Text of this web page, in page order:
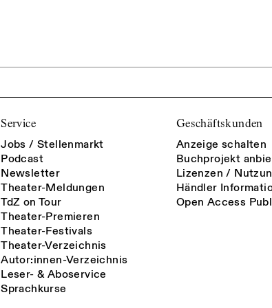
Service
Jobs / Stellenmarkt
Podcast
Newsletter
Theater-Meldungen
TdZ on Tour
Theater-Premieren
Theater-Festivals
Theater-Verzeichnis
Autor:innen-Verzeichnis
Leser- & Aboservice
Sprachkurse
Geschäftskunden
Anzeige schalten
Buchprojekt
Lizenzen /
Händler
Open Access